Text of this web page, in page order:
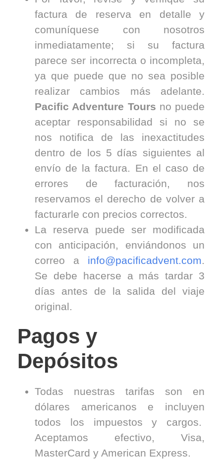
factura de reserva en detalle y
comuníquese con nosotros
inmediatamente; si su factura
parece ser incorrecta o incompleta,
ya que puede que no sea posible
realizar cambios más adelante.
Pacific Adventure Tours no puede
aceptar responsabilidad si no se
nos notifica de las inexactitudes
dentro de los 5 días siguientes al
envío de la factura. En el caso de
errores de facturación, nos
reservamos el derecho de volver a
facturarle con precios correctos.
La reserva puede ser modificada
con anticipación, enviándonos un
correo a info@pacificadvent.com.
Se debe hacerse a más tardar 3
días antes de la salida del viaje
original.
Pagos y
Depósitos
Todas nuestras tarifas son en
dólares americanos e incluyen
todos los impuestos y cargos.
Aceptamos efectivo, Visa,
MasterCard y American Express.